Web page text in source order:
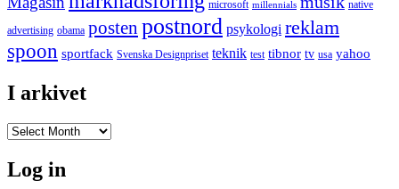
microsoft millennials native
advertising obama posten postnord psykologi reklam
spoon sportfack Svenska Designpriset teknik test tibnor tv usa yahoo
I arkivet
Log in